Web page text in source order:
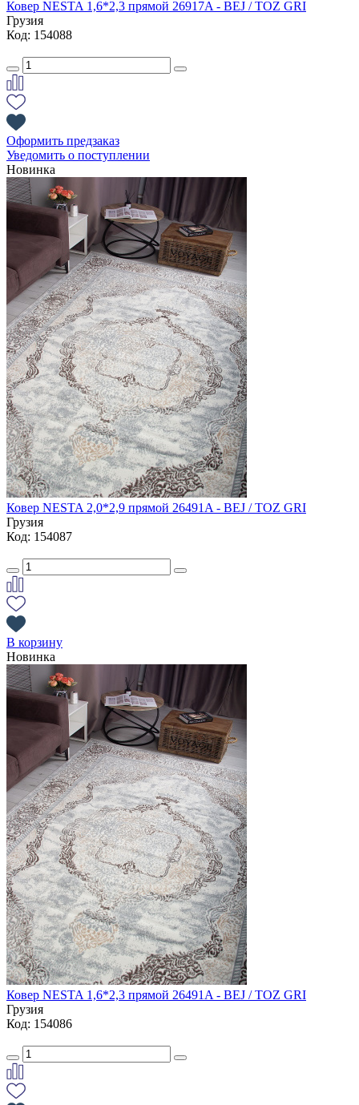
Ковер NESTA 1,6*2,3 прямой 26917A - BEJ / TOZ GRI
Грузия
Код: 154088
Оформить предзаказ
Уведомить о поступлении
Новинка
Ковер NESTA 2,0*2,9 прямой 26491A - BEJ / TOZ GRI
Грузия
Код: 154087
В корзину
Новинка
Ковер NESTA 1,6*2,3 прямой 26491A - BEJ / TOZ GRI
Грузия
Код: 154086